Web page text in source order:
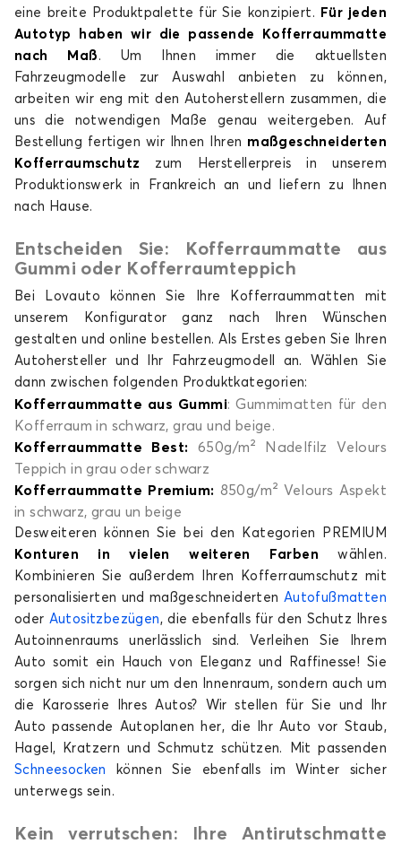
Kofferraummatten für BYD TANG
eine breite Produktpalette für Sie konzipiert.
Für jeden
Autotyp haben wir die passende Kofferraummatte
nach Maß . Um Ihnen immer die aktuellsten
Fahrzeugmodelle zur Auswahl anbieten zu können,
arbeiten wir eng mit den Autoherstellern zusammen, die
uns die notwendigen Maße genau weitergeben. Auf
Bestellung fertigen wir Ihnen Ihren maßgeschneiderten
Kofferraumschutz zum Herstellerpreis in unserem
Produktionswerk in Frankreich an und liefern zu Ihnen
nach Hause.
Entscheiden Sie: Kofferraummatte aus
Gummi oder Kofferraumteppich
Bei Lovauto können Sie Ihre Kofferraummatten mit
unserem Konfigurator ganz nach Ihren Wünschen
gestalten und online bestellen. Als Erstes geben Sie Ihren
Autohersteller und Ihr Fahrzeugmodell an. Wählen Sie
dann zwischen folgenden Produktkategorien:
Kofferraummatte aus Gummi: Gummimatten für den
Kofferraum in schwarz, grau und beige.
Kofferraummatte Best: 650g/m² Nadelfilz Velours
Teppich in grau oder schwarz
Kofferraummatte Premium: 850g/m² Velours Aspekt
in schwarz, grau un beige
Desweiteren können Sie bei den Kategorien PREMIUM
Konturen in vielen weiteren Farben wählen.
Kombinieren Sie außerdem Ihren Kofferraumschutz mit
personalisierten und maßgeschneiderten Autofußmatten
oder Autositzbezügen, die ebenfalls für den Schutz Ihres
Autoinnenraums unerlässlich sind. Verleihen Sie Ihrem
Auto somit ein Hauch von Eleganz und Raffinesse! Sie
sorgen sich nicht nur um den Innenraum, sondern auch um
die Karosserie Ihres Autos? Wir stellen für Sie und Ihr
Auto passende Autoplanen her, die Ihr Auto vor Staub,
Hagel, Kratzern und Schmutz schützen. Mit passenden
Schneesocken
können Sie ebenfalls im Winter sicher
unterwegs sein.
Kein verrutschen: Ihre Antirutschmatte